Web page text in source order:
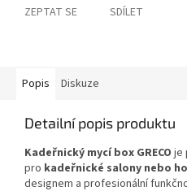
ZEPTAT SE SDÍLET
Popis Diskuze
Detailní popis produktu
Kadeřnický mycí box GRECO je
pro kadeřnické salony nebo
designem a profesionální